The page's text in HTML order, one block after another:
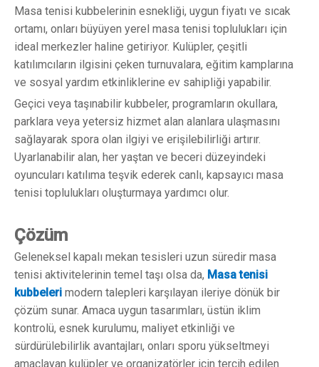
Masa tenisi kubbelerinin esnekliği, uygun fiyatı ve sıcak
ortamı, onları büyüyen yerel masa tenisi toplulukları için
ideal merkezler haline getiriyor. Kulüpler, çeşitli
katılımcıların ilgisini çeken turnuvalara, eğitim kamplarına
ve sosyal yardım etkinliklerine ev sahipliği yapabilir.
Geçici veya taşınabilir kubbeler, programların okullara,
parklara veya yetersiz hizmet alan alanlara ulaşmasını
sağlayarak spora olan ilgiyi ve erişilebilirliği artırır.
Uyarlanabilir alan, her yaştan ve beceri düzeyindeki
oyuncuları katılıma teşvik ederek canlı, kapsayıcı masa
tenisi toplulukları oluşturmaya yardımcı olur.
Çözüm
Geleneksel kapalı mekan tesisleri uzun süredir masa
tenisi aktivitelerinin temel taşı olsa da, Masa tenisi
kubbeleri modern talepleri karşılayan ileriye dönük bir
çözüm sunar. Amaca uygun tasarımları, üstün iklim
kontrolü, esnek kurulumu, maliyet etkinliği ve
sürdürülebilirlik avantajları, onları sporu yükseltmeyi
amaçlayan kulüpler ve organizatörler için tercih edilen